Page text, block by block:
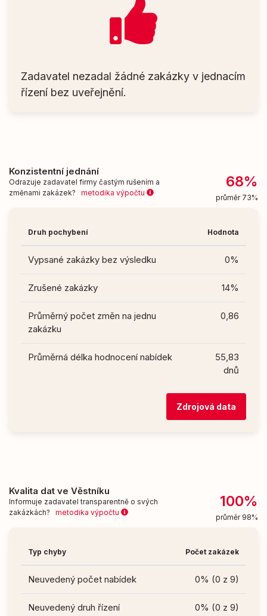
Zadavatel nezadal žádné zakázky v jednacím
řízení bez uveřejnění.
Konzistentní jednání
Odrazuje zadavatel firmy častým rušením a
změnami zakázek? metodika výpočtu
68%
průměr 73%
Druh pochybení Hodnota
Vypsané zakázky bez výsledku 0%
Zrušené zakázky 14%
Průměrný počet změn na jednu
zakázku
0,86
Průměrná délka hodnocení nabídek
55,83
dnů
Zdrojová data
Kvalita dat ve Věstníku
Informuje zadavatel transparentně o svých
zakázkách? metodika výpočtu
100%
průměr 98%
Typ chyby Počet zakázek
Neuvedený počet nabídek 0% (0 z 9)
Neuvedený druh řízení 0% (0 z 9)